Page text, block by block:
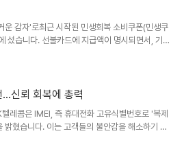
색상까지 다르게 제작했습니다. 이러한 방식은
운 감자'로최근 시작된 민생회복 소비쿠폰(민생쿠
섰습니다. 선불카드에 지급액이 명시되면서, 기초
약 계층의 경제적 상황이 드러날 수 있다는 우려
역시의 민생쿠폰 선불카드 사진이 확산되면서 논
니다. 한 게시자는 “충전금을 왜 적어 놓나 창피하
신뢰 회복에 총력
레콤은 IMEI, 즉 휴대전화 고유식별번호로 '복제
혔습니다. 이는 고객들의 불안감을 해소하기 위
대비한 감지 시스템을 이미 마련해 두었다고 강조